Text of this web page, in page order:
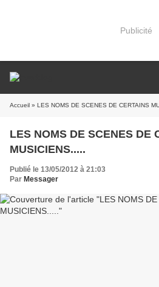
Publicité
Accueil » LES NOMS DE SCENES DE CERTAINS
LES NOMS DE SCENES DE
MUSICIENS.....
Publié le 13/05/2012 à 21:03
Par Messager